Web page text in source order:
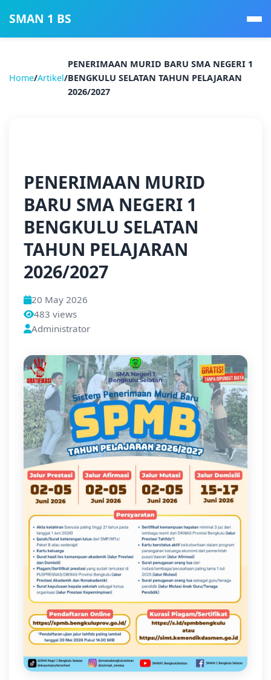
SMAN 1 BS
Home/Artikel/
PENERIMAAN MURID BARU SMA NEGERI 1
BENGKULU SELATAN TAHUN PELAJARAN
2026/2027
PENERIMAAN MURID
BARU SMA NEGERI 1
BENGKULU SELATAN
TAHUN PELAJARAN
2026/2027
20 May 2026
483 views
Administrator